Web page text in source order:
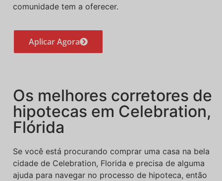
comunidade tem a oferecer.
Aplicar Agora
Os melhores corretores de
hipotecas em Celebration,
Flórida
Se você está procurando comprar uma casa na bela
cidade de Celebration, Florida e precisa de alguma
ajuda para navegar no processo de hipoteca, então